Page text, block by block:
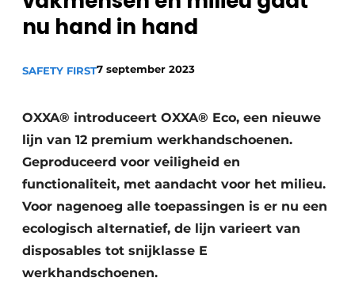
recyclingstroom in België
Vacature aanmelden
Safety First
Recyclinginstallaties
Detectieapparatuur
Persen
Stofbeheersing
Uitrustingsstukken
nu hand in hand
SAFETY FIRST7 september 2023
OXXA® introduceert OXXA® Eco, een nieuwe
lijn van 12 premium werkhandschoenen.
Geproduceerd voor veiligheid en
functionaliteit, met aandacht voor het milieu.
Voor nagenoeg alle toepassingen is er nu een
ecologisch alternatief, de lijn varieert van
disposables tot snijklasse E
werkhandschoenen.